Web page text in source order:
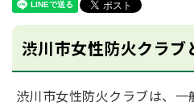
渋川市女性防火クラブ
渋川市女性防火クラブは、